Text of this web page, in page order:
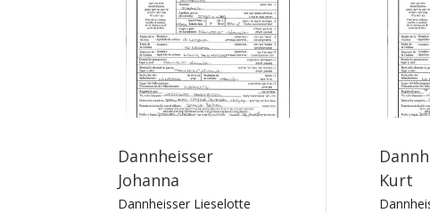
Dannheisser
Johanna
Dannheisser Lieselotte
Kurt